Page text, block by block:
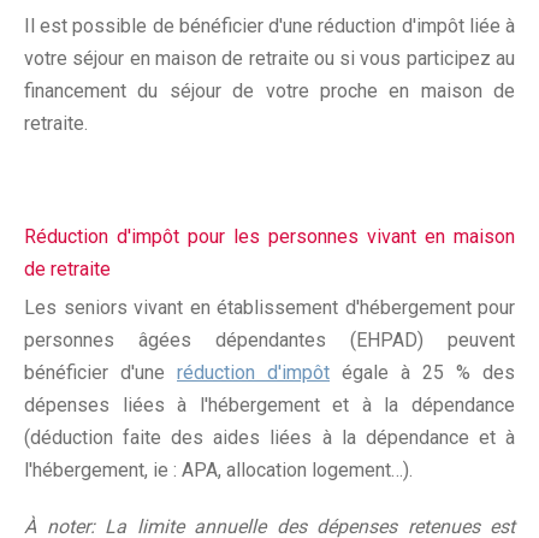
Il est possible de bénéficier d'une réduction d'impôt liée à
votre séjour en maison de retraite ou si vous participez au
financement du séjour de votre proche en maison de
retraite.
Réduction d'impôt pour les personnes vivant en maison
de retraite
Les seniors vivant en établissement d'hébergement pour
personnes âgées dépendantes (EHPAD) peuvent
bénéficier d'une réduction d'impôt égale à 25 % des
dépenses liées à l'hébergement et à la dépendance
(déduction faite des aides liées à la dépendance et à
l'hébergement, ie : APA, allocation logement…).
À noter: La limite annuelle des dépenses retenues est